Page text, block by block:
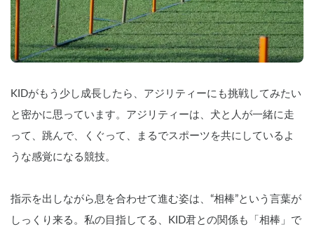
KIDがもう少し成長したら、アジリティーにも挑戦してみたい
と密かに思っています。アジリティーは、犬と人が一緒に走
って、跳んで、くぐって、まるでスポーツを共にしているよ
うな感覚になる競技。
指示を出しながら息を合わせて進む姿は、“相棒”という言葉が
しっくり来る。私の目指してる、KID君との関係も「相棒」で